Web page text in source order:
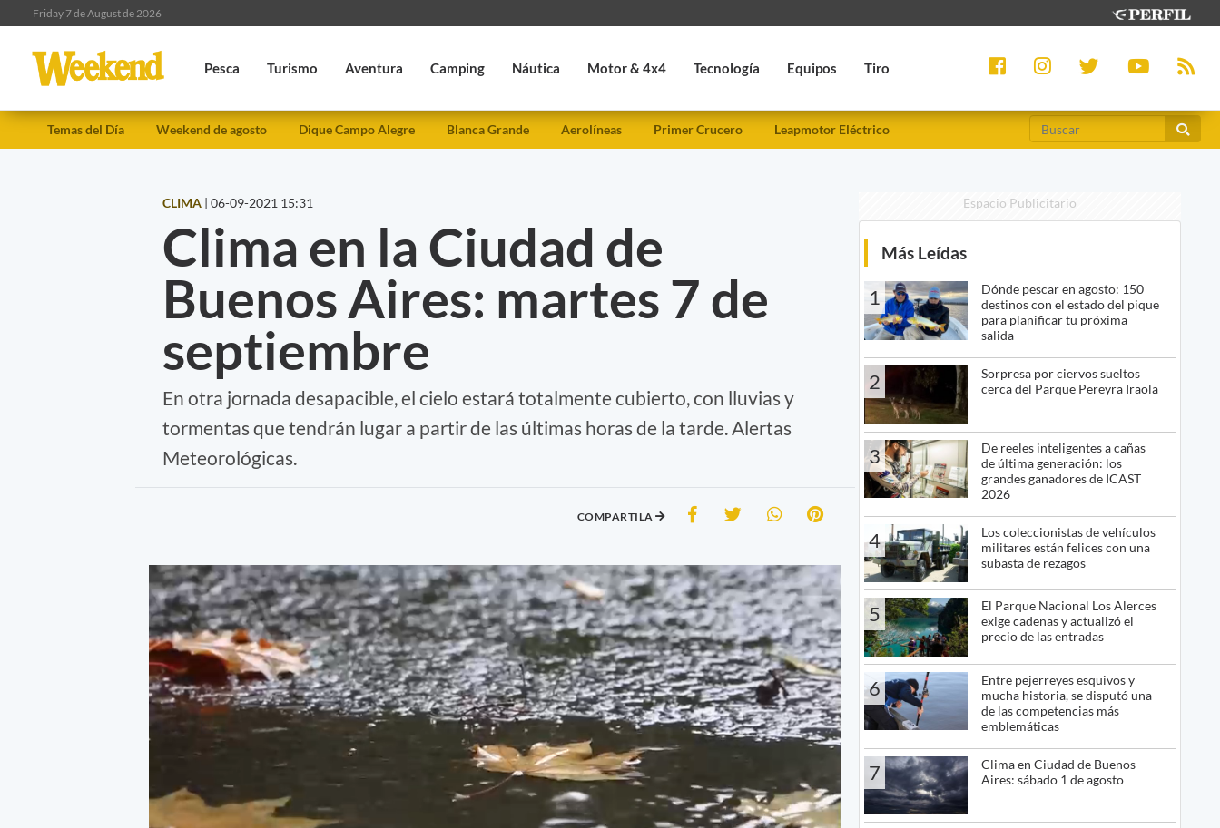
Friday 7 de August de 2026
Pesca Turismo Aventura Camping Náutica Motor & 4x4 Tecnología Equipos Tiro
Temas del Día Weekend de agosto Dique Campo Alegre Blanca Grande Aerolíneas Primer Crucero Leapmotor Eléctrico
CLIMA | 06-09-2021 15:31
Clima en la Ciudad de
Buenos Aires: martes 7 de
septiembre
En otra jornada desapacible, el cielo estará totalmente cubierto, con lluvias y
tormentas que tendrán lugar a partir de las últimas horas de la tarde. Alertas
Meteorológicas.
COMPARTILA
Espacio Publicitario
Más Leídas
1
Dónde pescar en agosto: 150
destinos con el estado del pique
para planificar tu próxima
salida
2
Sorpresa por ciervos sueltos
cerca del Parque Pereyra Iraola
3
De reeles inteligentes a cañas
de última generación: los
grandes ganadores de ICAST
2026
4
Los coleccionistas de vehículos
militares están felices con una
subasta de rezagos
5
El Parque Nacional Los Alerces
exige cadenas y actualizó el
precio de las entradas
6
Entre pejerreyes esquivos y
mucha historia, se disputó una
de las competencias más
emblemáticas
7
Clima en Ciudad de Buenos
Aires: sábado 1 de agosto